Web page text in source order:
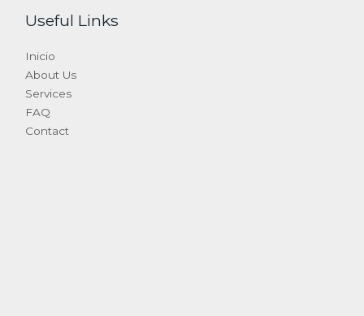
Useful Links
Inicio
About Us
Services
FAQ
Contact